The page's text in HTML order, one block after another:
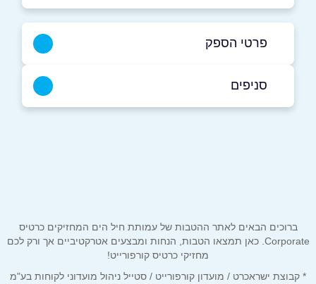
פרטי הספק
09-3721122
סניפים
התמר 1
ברוכים הבאים לאתר ההטבות של עמותת חיל הים המחזיקים כרטיס
Corporate. כאן תמצאו הטבות, הנחות ומבצעים אטרקטיביים אך ורק לכם
מחזיקי כרטיס קורפורייט!
* קבוצת ישראכרט / מועדון קורפורייט / סטייל ניהול מועדוני לקוחות בע"מ